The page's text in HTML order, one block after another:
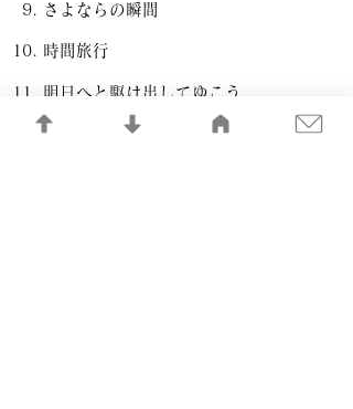
さよならの瞬間
時間旅行
明日へと駆け出してゆこう
葡萄姫